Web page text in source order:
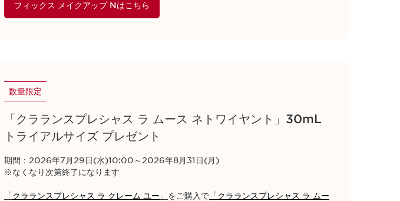
フィックス メイクアップ Nはこちら
数量限定
「クラランスプレシャス ラ ムース ネトワイヤント」30mL
トライアルサイズ プレゼント
期間：2026年7月29日(水)10:00～2026年8月31日(月)​
※なくなり次第終了になります​
「クラランスプレシャス ラ クレーム ユー 」 をご購入で 「クラランスプレシャス ラ ムー